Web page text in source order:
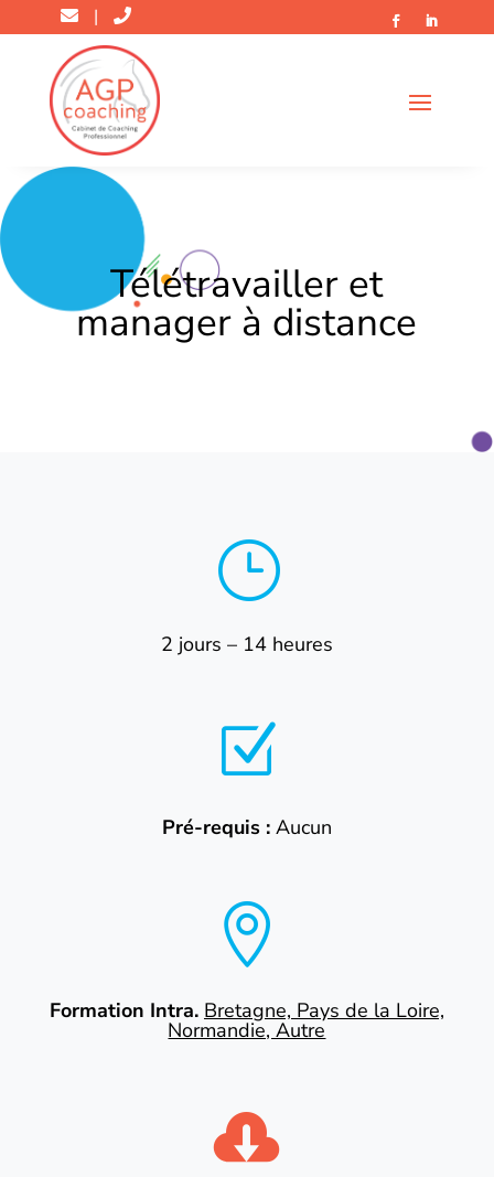
|
Télétravailler et
manager à distance
}
2 jours – 14 heures
Z
Pré-requis :Aucun

Formation Intra. Bretagne, Pays de la Loire,
Normandie, Autre
